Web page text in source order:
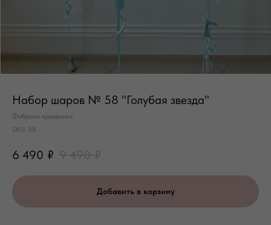
Набор шаров № 58 "Голубая звезда"
Фабрика праздника
SKU: 58
6 490 ₽ 9 490 ₽
Добавить в корзину